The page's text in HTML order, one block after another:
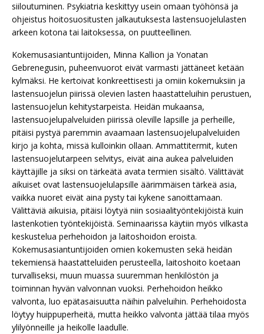
siiloutuminen. Psykiatria keskittyy usein omaan työhönsä ja
ohjeistus hoitosuositusten jalkautuksesta lastensuojelulasten
arkeen kotona tai laitoksessa, on puutteellinen.
Kokemusasiantuntijoiden, Minna Kallion ja Yonatan
Gebrenegusin, puheenvuorot eivät varmasti jättäneet ketään
kylmäksi. He kertoivat konkreettisesti ja omiin kokemuksiin ja
lastensuojelun piirissä olevien lasten haastatteluihin perustuen,
lastensuojelun kehitystarpeista. Heidän mukaansa,
lastensuojelupalveluiden piirissä oleville lapsille ja perheille,
pitäisi pystyä paremmin avaamaan lastensuojelupalveluiden
kirjo ja kohta, missä kulloinkin ollaan. Ammattitermit, kuten
lastensuojelutarpeen selvitys, eivät aina aukea palveluiden
käyttäjille ja siksi on tärkeätä avata termien sisältö. Välittävät
aikuiset ovat lastensuojelulapsille äärimmäisen tärkeä asia,
vaikka nuoret eivät aina pysty tai kykene sanoittamaan.
Välittäviä aikuisia, pitäisi löytyä niin sosiaalityöntekijöistä kuin
lastenkotien työntekijöistä. Seminaarissa käytiin myös vilkasta
keskustelua perhehoidon ja laitoshoidon eroista.
Kokemusasiantuntijoiden omien kokemusten sekä heidän
tekemiensä haastatteluiden perusteella, laitoshoito koetaan
turvalliseksi, muun muassa suuremman henkilöstön ja
toiminnan hyvän valvonnan vuoksi. Perhehoidon heikko
valvonta, luo epätasaisuutta näihin palveluihin. Perhehoidosta
löytyy huippuperheitä, mutta heikko valvonta jättää tilaa myös
ylilyönneille ja heikolle laadulle.